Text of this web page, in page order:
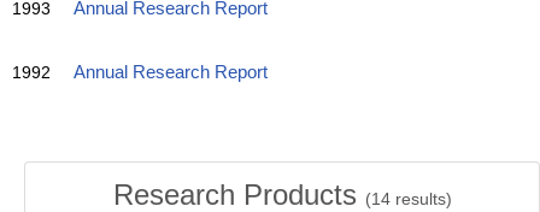
1993 Annual Research Report
1992 Annual Research Report
Research Products (14results)